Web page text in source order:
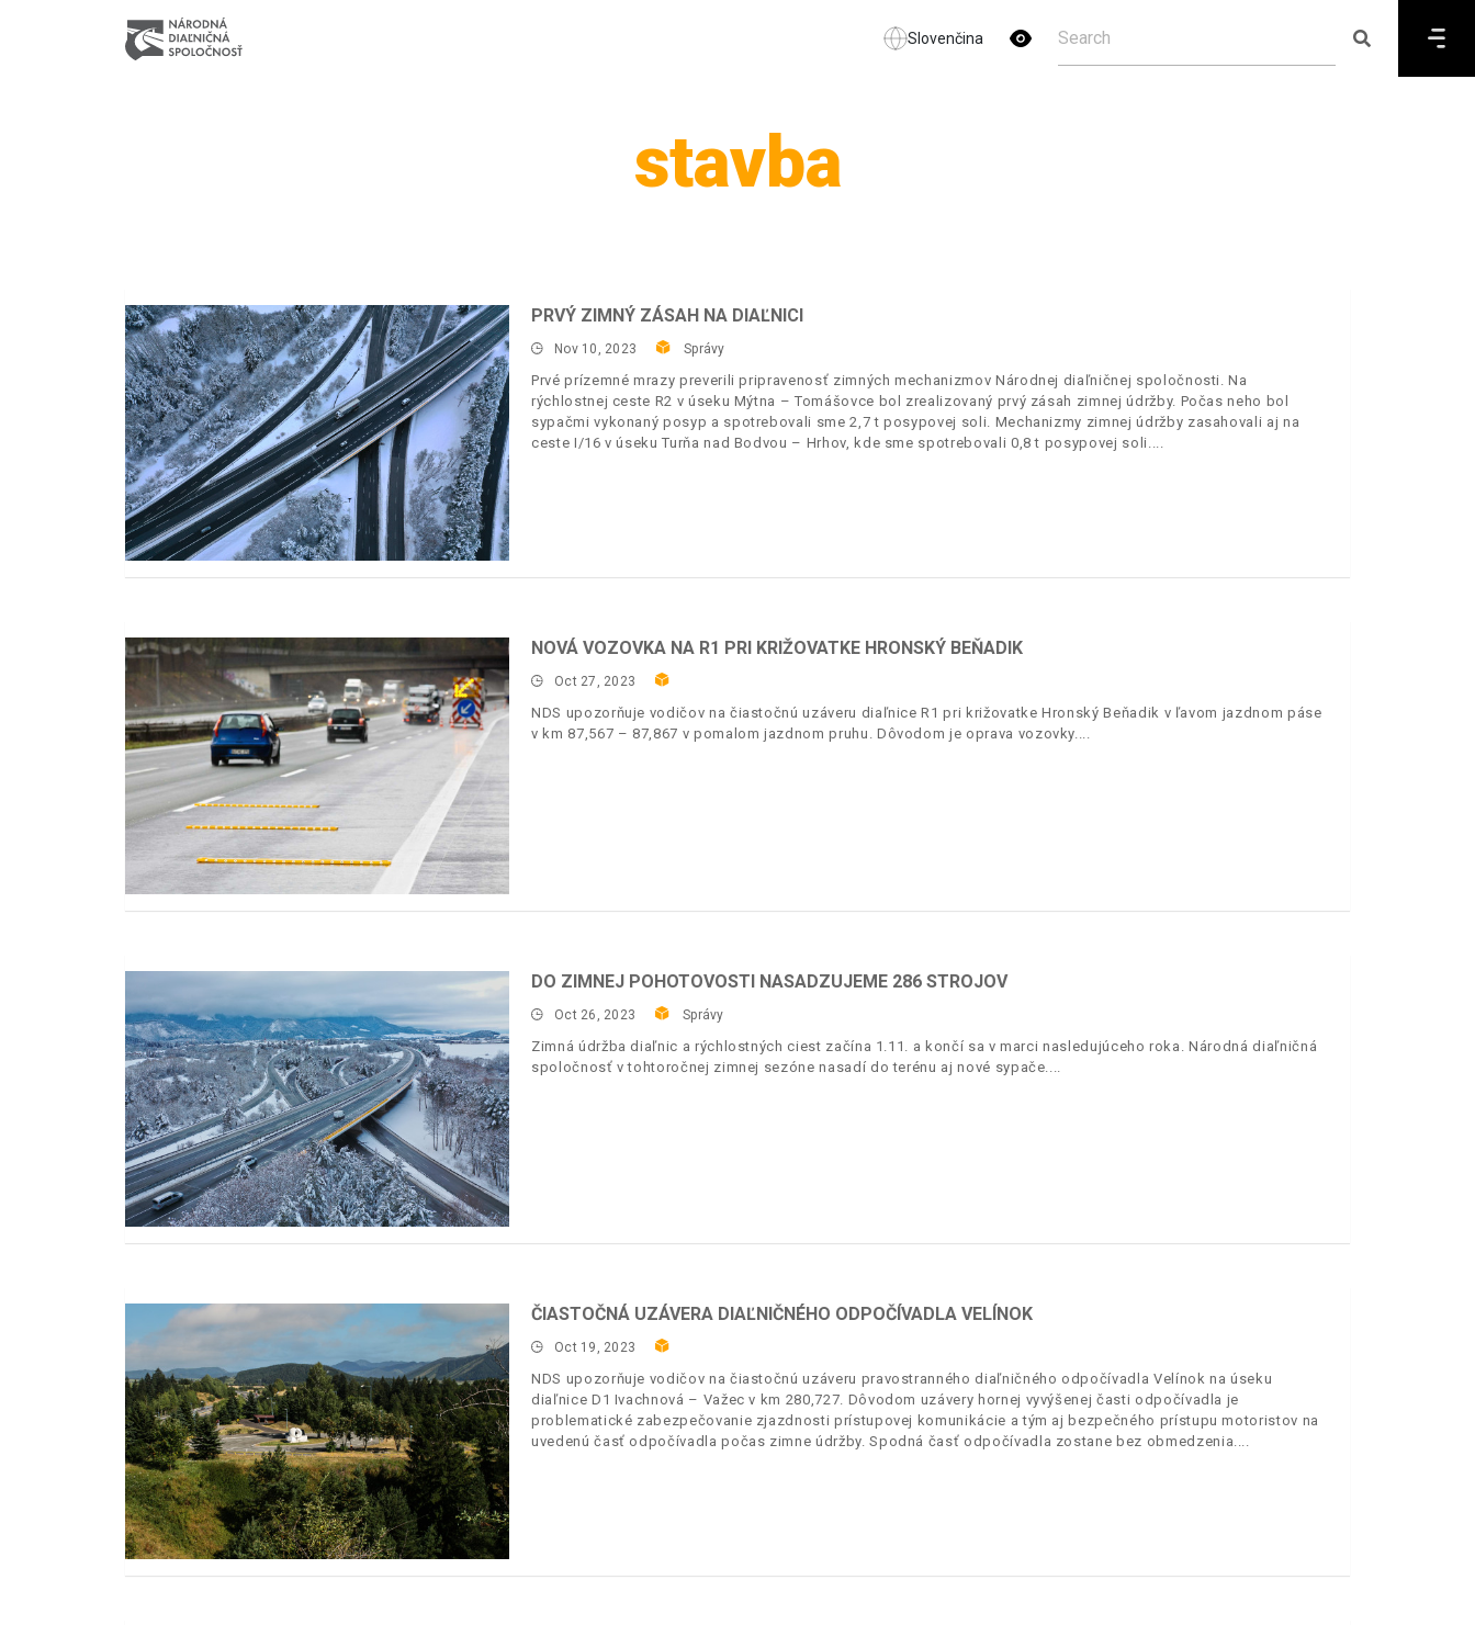
Slovenčina
stavba
PRVÝ ZIMNÝ ZÁSAH NA DIAĽNICI
Nov 10, 2023 Správy
Prvé prízemné mrazy preverili pripravenosť zimných mechanizmov Národnej diaľničnej spoločnosti. Na
rýchlostnej ceste R2 v úseku Mýtna – Tomášovce bol zrealizovaný prvý zásah zimnej údržby. Počas neho bol
sypačmi vykonaný posyp a spotrebovali sme 2,7 t posypovej soli. Mechanizmy zimnej údržby zasahovali aj na
ceste I/16 v úseku Turňa nad Bodvou – Hrhov, kde sme spotrebovali 0,8 t posypovej soli.
NOVÁ VOZOVKA NA R1 PRI KRIŽOVATKE HRONSKÝ BEŇADIK
Oct 27, 2023
NDS upozorňuje vodičov na čiastočnú uzáveru diaľnice R1 pri križovatke Hronský Beňadik v ľavom jazdnom páse
v km 87,567 – 87,867 v pomalom jazdnom pruhu. Dôvodom je oprava vozovky.
DO ZIMNEJ POHOTOVOSTI NASADZUJEME 286 STROJOV
Oct 26, 2023 Správy
Zimná údržba diaľnic a rýchlostných ciest začína 1.11. a končí sa v marci nasledujúceho roka. Národná diaľničná
spoločnosť v tohtoročnej zimnej sezóne nasadí do terénu aj nové sypače.
ČIASTOČNÁ UZÁVERA DIAĽNIČNÉHO ODPOČÍVADLA VELÍNOK
Oct 19, 2023
NDS upozorňuje vodičov na čiastočnú uzáveru pravostranného diaľničného odpočívadla Velínok na úseku
diaľnice D1 Ivachnová – Važec v km 280,727. Dôvodom uzávery hornej vyvýšenej časti odpočívadla je
problematické zabezpečovanie zjazdnosti prístupovej komunikácie a tým aj bezpečného prístupu motoristov na
uvedenú časť odpočívadla počas zimne údržby. Spodná časť odpočívadla zostane bez obmedzenia.